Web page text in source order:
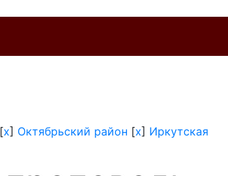
[x] Октябрьский район [x] Иркутская